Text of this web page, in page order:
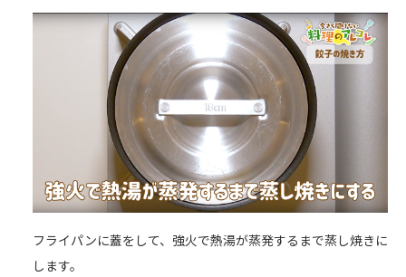
フライパンに蓋をして、強火で熱湯が蒸発するまで蒸し焼きに
します。